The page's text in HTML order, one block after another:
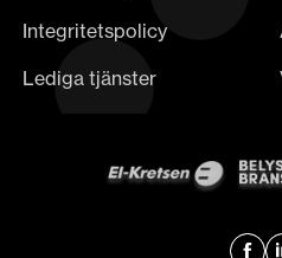
Integritetspolicy
Lediga tjänster